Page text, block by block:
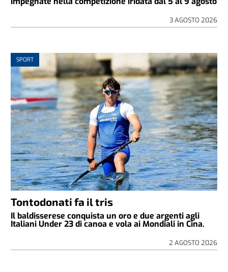
3 AGOSTO 2026
SPORT
Tontodonati fa il tris
Il baldisserese conquista un oro e due argenti agli
Italiani Under 23 di canoa e vola ai Mondiali in Cina.
2 AGOSTO 2026